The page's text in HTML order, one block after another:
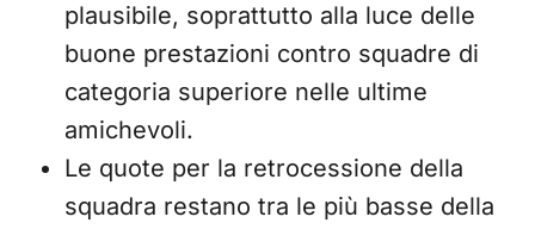
plausibile, soprattutto alla luce delle
buone prestazioni contro squadre di
categoria superiore nelle ultime
amichevoli.
Le quote per la retrocessione della
squadra restano tra le più basse della